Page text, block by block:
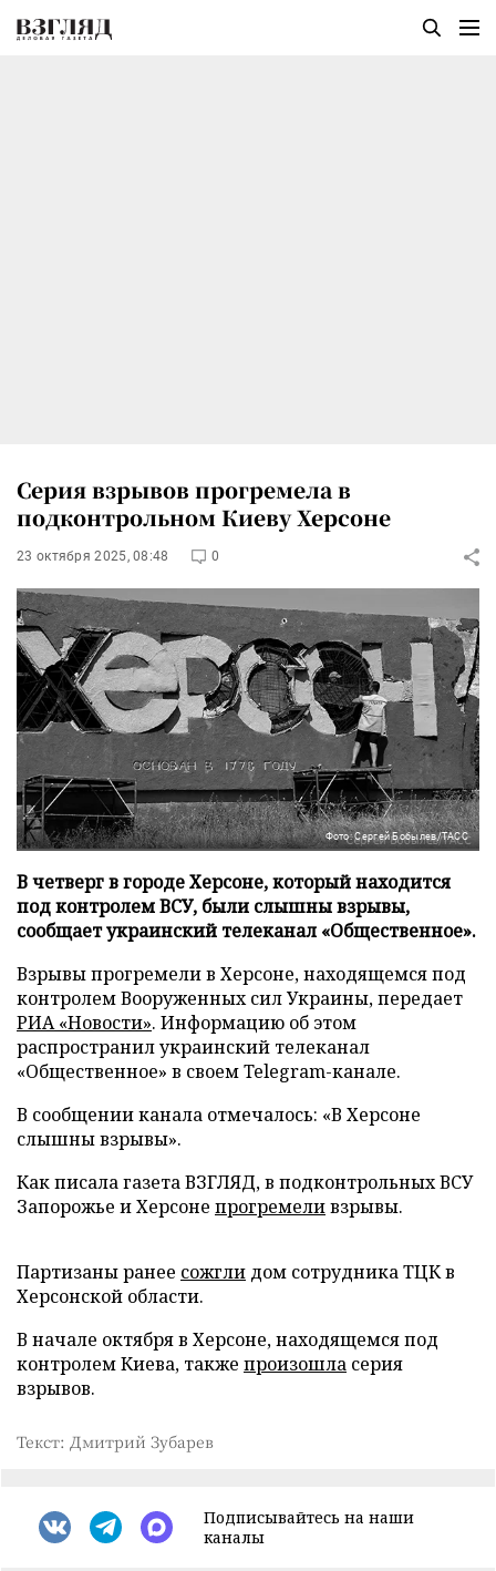
Серия взрывов прогремела в
подконтрольном Киеву Херсоне
23 октября 2025, 08:48 0
Фото: Сергей Бобылев/ТАСС
В четверг в городе Херсоне, который находится
под контролем ВСУ, были слышны взрывы,
сообщает украинский телеканал «Общественное».
Взрывы прогремели в Херсоне, находящемся под
контролем Вооруженных сил Украины, передает
РИА «Новости». Информацию об этом
распространил украинский телеканал
«Общественное» в своем Telegram-канале.
В сообщении канала отмечалось: «В Херсоне
слышны взрывы».
Как писала газета ВЗГЛЯД, в подконтрольных ВСУ
Запорожье и Херсоне прогремеливзрывы.
Партизаны ранее сожгли дом сотрудника ТЦК в
Херсонской области.
В начале октября в Херсоне, находящемся под
контролем Киева, также произошла серия
взрывов.
Текст: Дмитрий Зубарев
Подписывайтесь на наши
каналы